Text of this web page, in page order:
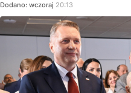
Dodano: wczoraj 20:13